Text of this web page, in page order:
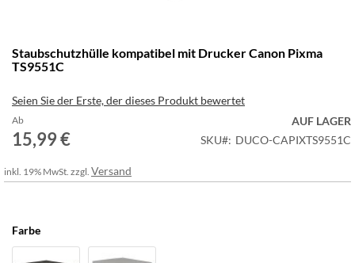
Anfang
der
springen
Staubschutzhülle kompatibel mit Drucker Canon Pixma
TS9551C
Seien Sie der Erste, der dieses Produkt bewertet
Ab
15,99 €
AUF LAGER
SKU
DUCO-CAPIXTS9551C
inkl. 19% MwSt. zzgl. Versand
Farbe